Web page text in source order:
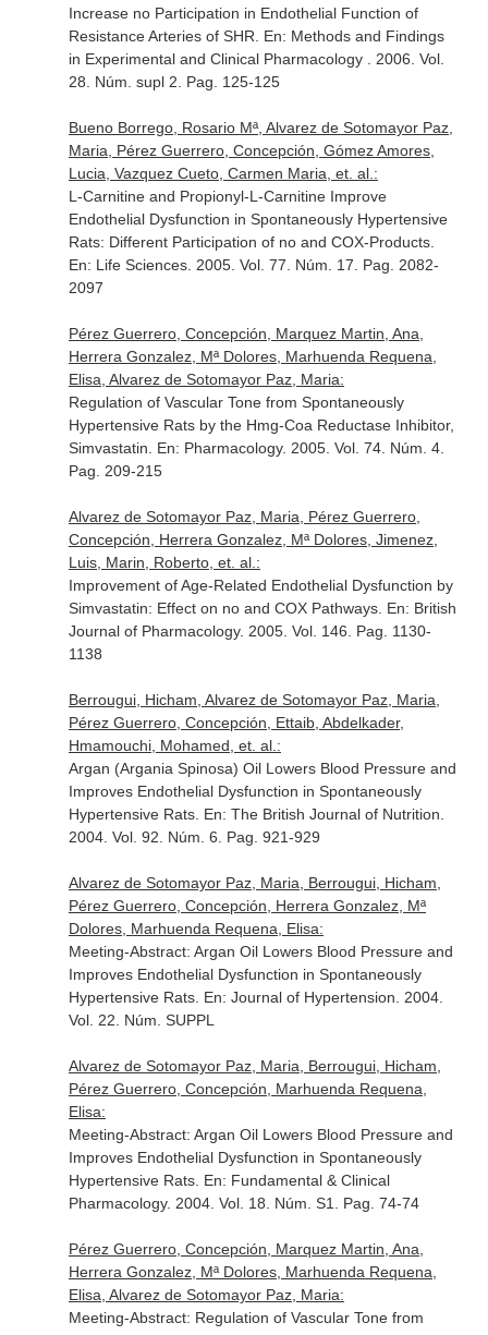
Increase no Participation in Endothelial Function of
Resistance Arteries of SHR. En: Methods and Findings
in Experimental and Clinical Pharmacology
. 2006. Vol.
28. Núm. supl 2. Pag. 125-125
Bueno Borrego, Rosario Mª, Alvarez de Sotomayor Paz,
Maria, Pérez Guerrero, Concepción, Gómez Amores,
Lucia, Vazquez Cueto, Carmen Maria, et. al.:
L-Carnitine and Propionyl-L-Carnitine Improve
Endothelial Dysfunction in Spontaneously Hypertensive
Rats: Different Participation of no and COX-Products.
En: Life Sciences. 2005. Vol. 77. Núm. 17. Pag. 2082-
2097
Pérez Guerrero, Concepción, Marquez Martin, Ana,
Herrera Gonzalez, Mª Dolores, Marhuenda Requena,
Elisa, Alvarez de Sotomayor Paz, Maria:
Regulation of Vascular Tone from Spontaneously
Hypertensive Rats by the Hmg-Coa Reductase Inhibitor,
Simvastatin. En: Pharmacology. 2005. Vol. 74. Núm. 4.
Pag. 209-215
Alvarez de Sotomayor Paz, Maria, Pérez Guerrero,
Concepción, Herrera Gonzalez, Mª Dolores, Jimenez,
Luis, Marin, Roberto, et. al.:
Improvement of Age-Related Endothelial Dysfunction by
Simvastatin: Effect on no and COX Pathways. En: British
Journal of Pharmacology. 2005. Vol. 146. Pag. 1130-
1138
Berrougui, Hicham, Alvarez de Sotomayor Paz, Maria,
Pérez Guerrero, Concepción, Ettaib, Abdelkader,
Hmamouchi, Mohamed, et. al.:
Argan (Argania Spinosa) Oil Lowers Blood Pressure and
Improves Endothelial Dysfunction in Spontaneously
Hypertensive Rats. En: The British Journal of Nutrition
2004. Vol. 92. Núm. 6. Pag. 921-929
Alvarez de Sotomayor Paz, Maria, Berrougui, Hicham,
Pérez Guerrero, Concepción, Herrera Gonzalez, Mª
Dolores, Marhuenda Requena, Elisa:
Meeting-Abstract: Argan Oil Lowers Blood Pressure and
Improves Endothelial Dysfunction in Spontaneously
Hypertensive Rats. En: Journal of Hypertension . 2004.
Vol. 22. Núm. SUPPL
Alvarez de Sotomayor Paz, Maria, Berrougui, Hicham,
Pérez Guerrero, Concepción, Marhuenda Requena,
Elisa:
Meeting-Abstract: Argan Oil Lowers Blood Pressure and
Improves Endothelial Dysfunction in Spontaneously
Hypertensive Rats. En: Fundamental & Clinical
Pharmacology. 2004. Vol. 18. Núm. S1. Pag. 74-74
Pérez Guerrero, Concepción, Marquez Martin, Ana,
Herrera Gonzalez, Mª Dolores, Marhuenda Requena,
Elisa, Alvarez de Sotomayor Paz, Maria:
Meeting-Abstract: Regulation of Vascular Tone from